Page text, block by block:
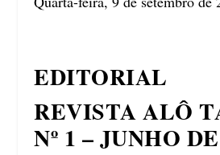
EDITORIAL
REVISTA ALÔ
Nº 1 – JUNHO